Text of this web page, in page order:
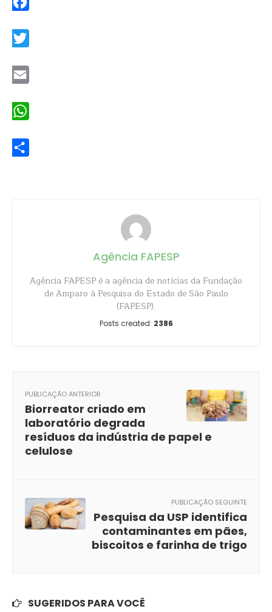
Agência FAPESP
Agência FAPESP é a agência de notícias da Fundação
de Amparo à Pesquisa do Estado de São Paulo
(FAPESP).
Posts created: 2386
PUBLICAÇÃO ANTERIOR
Biorreator criado em
laboratório degrada
resíduos da indústria de papel e
celulose
PUBLICAÇÃO SEGUINTE
Pesquisa da USP identifica
contaminantes em pães,
biscoitos e farinha de trigo
SUGERIDOS PARA VOCÊ